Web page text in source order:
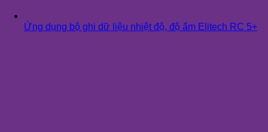
Ứng dụng bộ ghi dữ liệu nhiệt độ, độ ẩm Elitech RC 5+